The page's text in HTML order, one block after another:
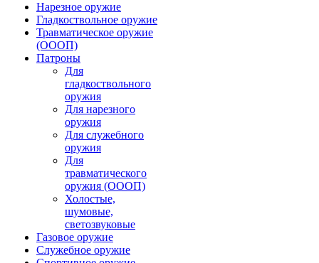
Нарезное оружие
Гладкоствольное оружие
Травматическое оружие
(ОООП)
Патроны
Для
гладкоствольного
оружия
Для нарезного
оружия
Для служебного
оружия
Для
травматического
оружия (ОООП)
Холостые,
шумовые,
светозвуковые
Газовое оружие
Служебное оружие